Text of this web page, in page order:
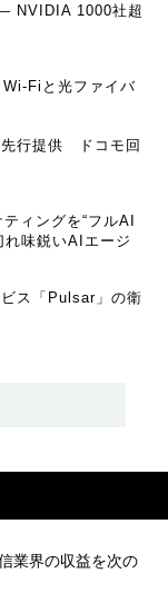
NVIDIA 1000社超
Fiと光ファイバ
先行提供 ドコモ回
ィングを“フルAI
味鋭いAIエージ
ス「Pulsar」の衛
業界の収益を次の